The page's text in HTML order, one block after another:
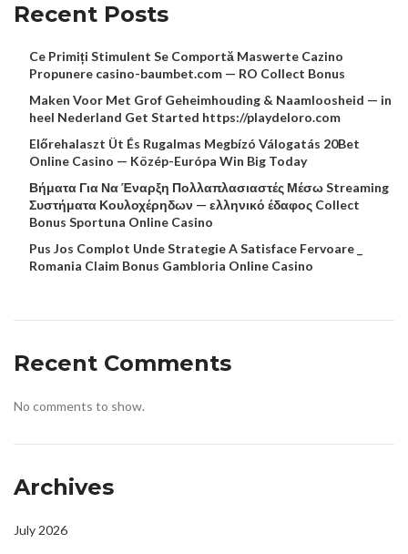
Recent Posts
Ce Primiți Stimulent Se Comportă Maswerte Cazino
Propunere casino-baumbet.com — RO Collect Bonus
Maken Voor Met Grof Geheimhouding & Naamloosheid — in
heel Nederland Get Started https://playdeloro.com
Előrehalaszt Üt És Rugalmas Megbízó Válogatás 20Bet
Online Casino — Közép-Európa Win Big Today
Βήματα Για Να Έναρξη Πολλαπλασιαστές Μέσω Streaming
Συστήματα Κουλοχέρηδων — ελληνικό έδαφος Collect
Bonus Sportuna Online Casino
Pus Jos Complot Unde Strategie A Satisface Fervoare _
Romania Claim Bonus Gambloria Online Casino
Recent Comments
No comments to show.
Archives
July 2026